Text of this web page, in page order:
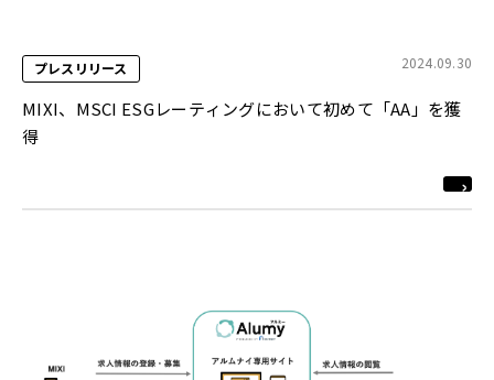
プレスリリース 2024.09.30
MIXI、MSCI ESGレーティングにおいて初めて「AA」を獲
得